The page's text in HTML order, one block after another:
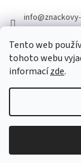
Tento web
tohoto webu
informacízde.
DOVOLENÁ -
info@